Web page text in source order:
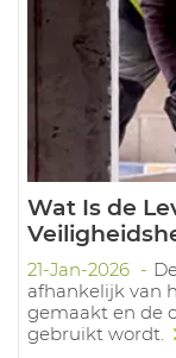
Wat Is de
21-Jan-2026
afhankelijk van
gemaakt en de
gebruikt wordt.